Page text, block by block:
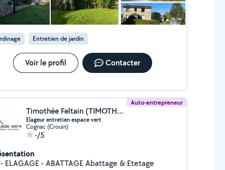
Entretien de jardin
Voir le profil Contacter
Auto-entrepreneur
Timothée Feltain (TIMOTHÉE ESPACES VERTS)
Elageur entretien espace vert
Cognac (Crouin)
-/5
ELAGAGE - ABATTAGE Abattage & Etetage